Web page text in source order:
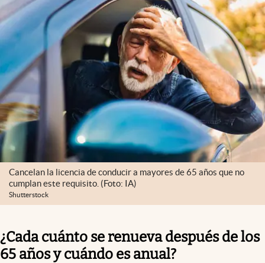
Cancelan la licencia de conducir a mayores de 65 años que no
cumplan este requisito. (Foto: IA)
Shutterstock
¿Cada cuánto se renueva después de los
65 años y cuándo es anual?